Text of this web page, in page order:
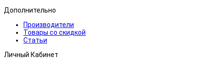
Дополнительно
Производители
Товары со скидкой
Статьи
Личный Кабинет